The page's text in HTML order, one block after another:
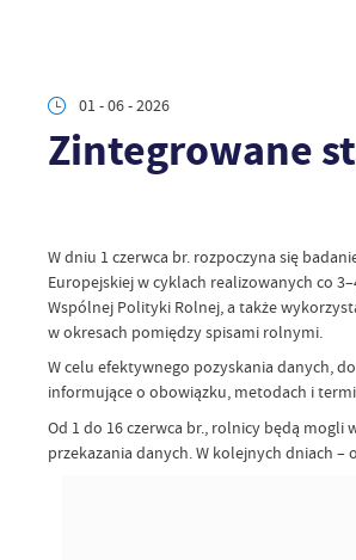
01 - 06 - 2026
Zintegrowane
W dniu 1 czerwca br. rozpoczyna się
Europejskiej w cyklach realizowanych co
Wspólnej Polityki Rolnej, a także
w okresach pomiędzy spisami rolnymi.
W celu efektywnego pozyskania danych,
informujące o obowiązku, metodach i
Od 1 do 16 czerwca br., rolnicy będą
przekazania danych. W kolejnych dniach